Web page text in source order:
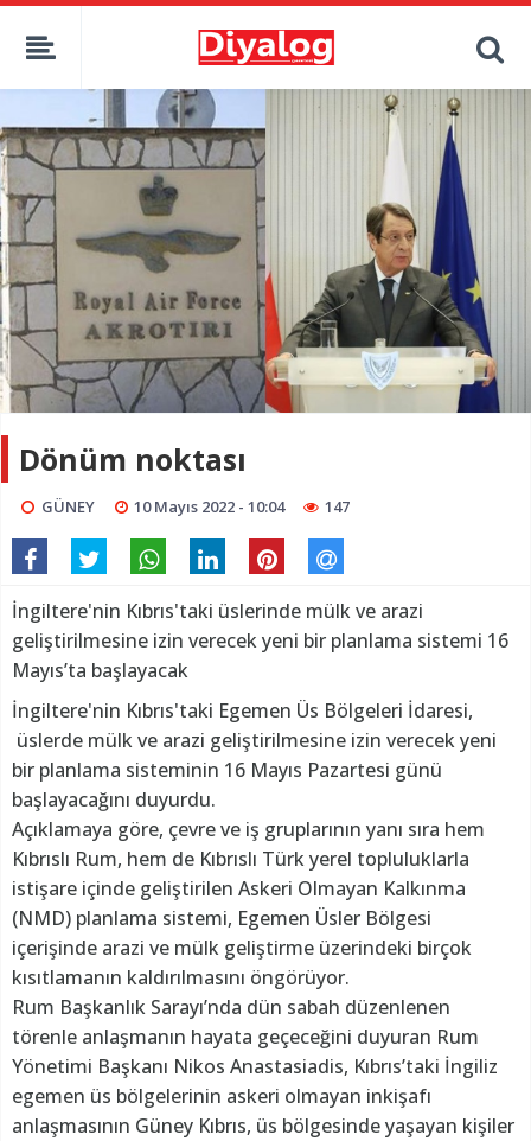
Dönüm noktası
GÜNEY 10 Mayıs 2022 - 10:04 147
İngiltere'nin Kıbrıs'taki üslerinde mülk ve arazi
geliştirilmesine izin verecek yeni bir planlama sistemi 16
Mayıs’ta başlayacak
İngiltere'nin Kıbrıs'taki Egemen Üs Bölgeleri İdaresi,
üslerde mülk ve arazi geliştirilmesine izin verecek yeni
bir planlama sisteminin 16 Mayıs Pazartesi günü
başlayacağını duyurdu.
Açıklamaya göre, çevre ve iş gruplarının yanı sıra hem
Kıbrıslı Rum, hem de Kıbrıslı Türk yerel topluluklarla
istişare içinde geliştirilen Askeri Olmayan Kalkınma
(NMD) planlama sistemi, Egemen Üsler Bölgesi
içerişinde arazi ve mülk geliştirme üzerindeki birçok
kısıtlamanın kaldırılmasını öngörüyor.
Rum Başkanlık Sarayı’nda dün sabah düzenlenen
törenle anlaşmanın hayata geçeceğini duyuran Rum
Yönetimi Başkanı Nikos Anastasiadis, Kıbrıs’taki İngiliz
egemen üs bölgelerinin askeri olmayan inkişafı
anlaşmasının Güney Kıbrıs, üs bölgesinde yaşayan kişiler